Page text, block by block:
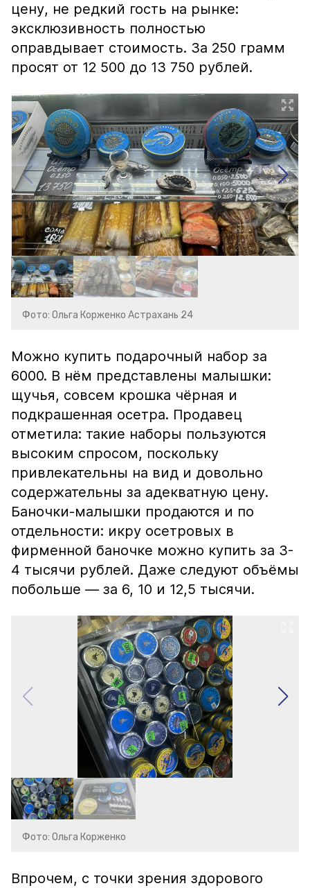
цену, не редкий гость на рынке:
эксклюзивность полностью
оправдывает стоимость. За 250 грамм
просят от 12 500 до 13 750 рублей.
Фото: Ольга Корженко Астрахань 24
Можно купить подарочный набор за
6000. В нём представлены малышки:
щучья, совсем крошка чёрная и
подкрашенная осетра. Продавец
отметила: такие наборы пользуются
высоким спросом, поскольку
привлекательны на вид и довольно
содержательны за адекватную цену.
Баночки-малышки продаются и по
отдельности: икру осетровых в
фирменной баночке можно купить за 3-
4 тысячи рублей. Даже следуют объёмы
побольше — за 6, 10 и 12,5 тысячи.
Фото: Ольга Корженко
Впрочем, с точки зрения здорового